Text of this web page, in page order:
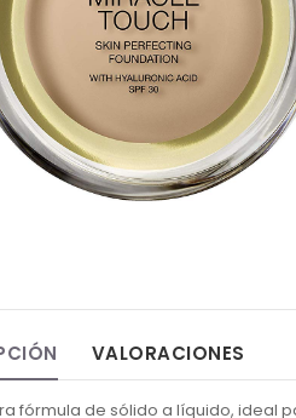
VALORACIONES
fórmula de sólido a líquido, ideal